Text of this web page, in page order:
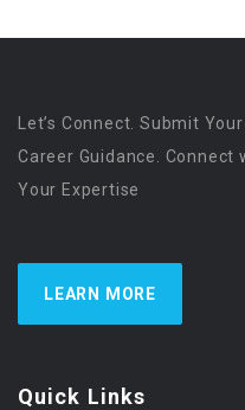
Let’s Connect. Submit
Career Guidance.
Your Expertise
LEARN MORE
Quick Links